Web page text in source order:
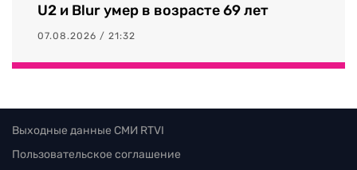
U2 и Blur умер в возрасте 69 лет
07.08.2026 / 21:32
Выходные данные СМИ RTVI
Пользовательское соглашение